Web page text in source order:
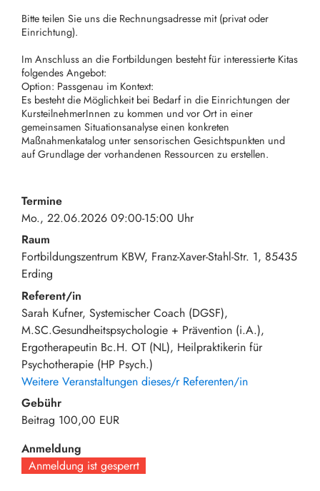
Bitte teilen Sie uns die Rechnungsadresse mit (privat oder
Einrichtung).
Im Anschluss an die Fortbildungen besteht für interessierte Kitas
folgendes Angebot:
Option: Passgenau im Kontext:
Es besteht die Möglichkeit bei Bedarf in die Einrichtungen der
KursteilnehmerInnen zu kommen und vor Ort in einer
gemeinsamen Situationsanalyse einen konkreten
Maßnahmenkatalog unter sensorischen Gesichtspunkten und
auf Grundlage der vorhandenen Ressourcen zu erstellen.
Termine
Mo., 22.06.2026 09:00-15:00 Uhr
Raum
Fortbildungszentrum KBW Franz-Xaver-Stahl-Str. 1 85435
Erding
Referent/in
Sarah Kufner, Systemischer Coach (DGSF),
M.SC.Gesundheitspsychologie + Prävention (i.A.),
Ergotherapeutin Bc.H. OT (NL), Heilpraktikerin für
Psychotherapie (HP Psych.)
Weitere Veranstaltungen dieses/r Referenten/in
Gebühr
Beitrag 100,00 EUR
Anmeldung
Anmeldung ist gesperrt